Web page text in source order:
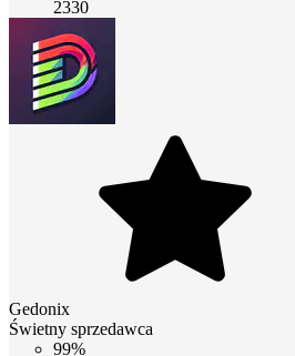
2330
Gedonix
Świetny sprzedawca
99%